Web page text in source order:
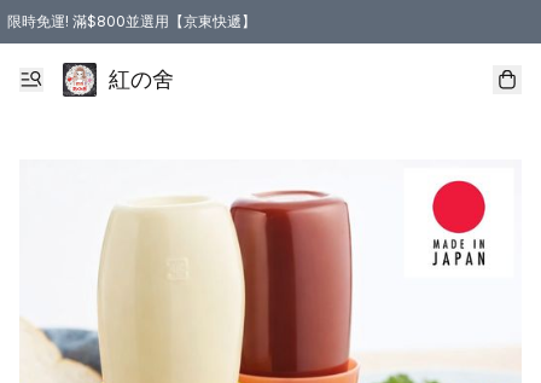
限時免運! 滿$800並選用【京東快遞】
紅の舍